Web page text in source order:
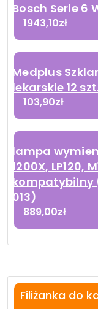
Bosch Serie 6
1943,10zł
Medplus
lekarskie 12
103,90zł
lampa
1200X, LP120,
kompatybilny
013)
889,00zł
Filiżanka do